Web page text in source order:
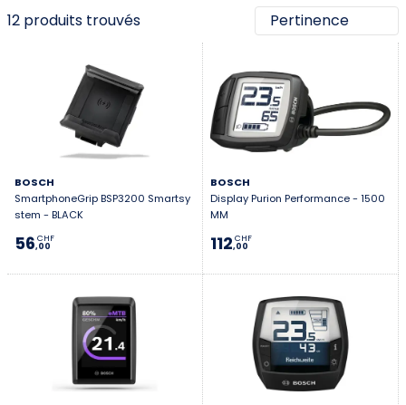
12 produits trouvés
BOSCH
SmartphoneGrip BSP3200 Smartsy
stem - BLACK
56,00
CHF
BOSCH
Display Purion Performance - 1500
MM
112,00
CHF